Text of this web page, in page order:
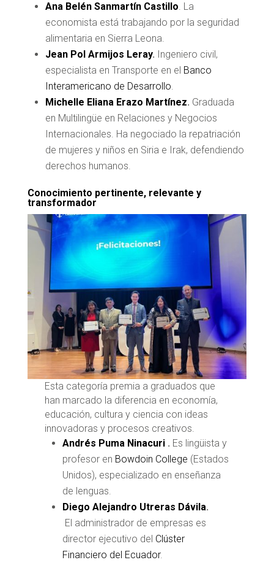
Ana Belén Sanmartín Castillo. La
economista está trabajando por la seguridad
alimentaria en Sierra Leona.
Jean Pol Armijos Leray. Ingeniero civil,
especialista en Transporte en el Banco
Interamericano de Desarrollo.
Michelle Eliana Erazo Martínez. Graduada
en Multilingüe en Relaciones y Negocios
Internacionales. Ha negociado la repatriación
de mujeres y niños en Siria e Irak, defendiendo
derechos humanos.
Conocimiento pertinente, relevante y
transformador
Esta categoría premia a graduados que
han marcado la diferencia en economía,
educación, cultura y ciencia con ideas
innovadoras y procesos creativos.
Andrés Puma Ninacuri . Es lingüista y
profesor en Bowdoin College (Estados
Unidos), especializado en enseñanza
de lenguas.
Diego Alejandro Utreras Dávila.
El administrador de empresas es
director ejecutivo del Clúster
Financiero del Ecuador.